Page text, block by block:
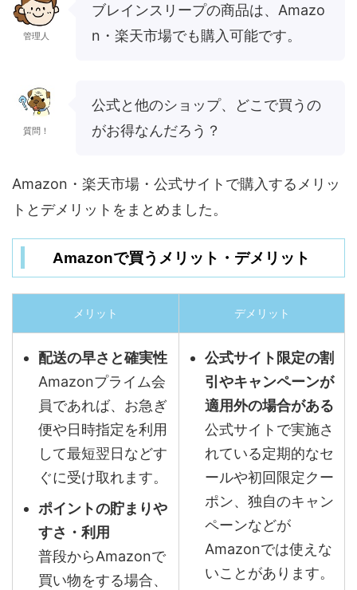
管理人
ブレインスリープの商品は、Amazo
n・楽天市場でも購入可能です。
質問！
公式と他のショップ、どこで買うの
がお得なんだろう？
Amazon・楽天市場・公式サイトで購入するメリッ
トとデメリットをまとめました。
Amazonで買うメリット・デメリット
メリット デメリット
配送の早さと確実性
Amazonプライム会
員であれば、お急ぎ
便や日時指定を利用
して最短翌日などす
ぐに受け取れます。
ポイントの貯まりや
すさ・利用
普段からAmazonで
買い物をする場合、
公式サイト限定の割
引やキャンペーンが
適用外の場合がある
公式サイトで実施さ
れている定期的なセ
ールや初回限定クー
ポン、独自のキャン
ペーンなどが
Amazonでは使えな
いことがあります。